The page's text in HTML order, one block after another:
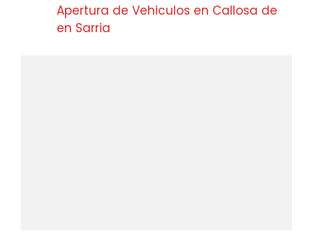
Apertura de Vehiculos en Callosa de
en Sarria